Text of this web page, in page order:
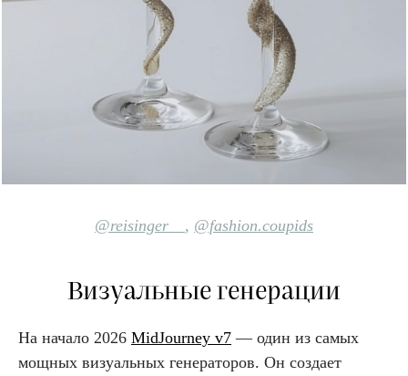
@reisinger__ , @fashion.coupids
Визуальные генерации
На начало 2026 MidJourney v7 — один из самых
мощных визуальных генераторов. Он создает